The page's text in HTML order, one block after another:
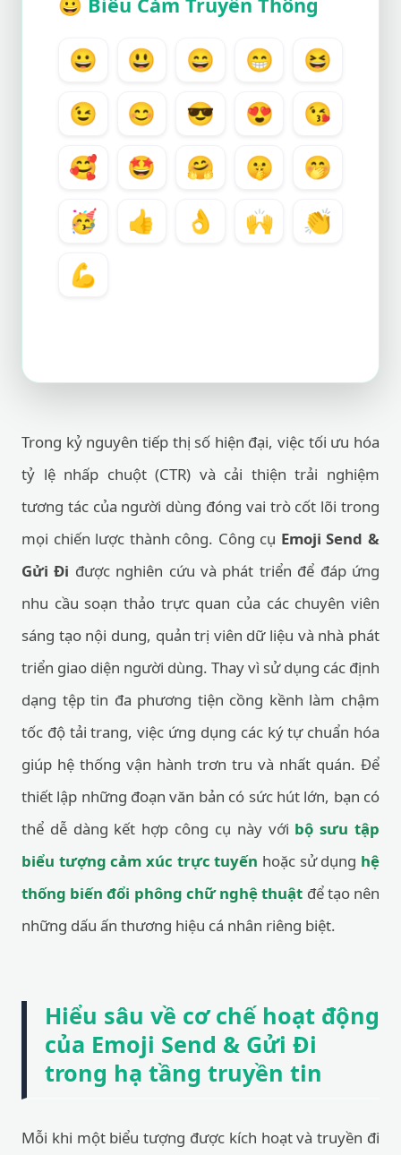
😀 😃 😄 😁
😆
😉
😊 😎 😍
😘
🥰
🤩 🤗 🤫
🤭
🥳
👍 👌 🙌
👏
💪
Trong kỷ nguyên tiếp thị số hiện đại, việc tối ưu hóa
tỷ lệ nhấp chuột (CTR) và cải thiện trải nghiệm
tương tác của người dùng đóng vai trò cốt lõi trong
mọi chiến lược thành công. Công cụ Emoji Send &
Gửi Đi được nghiên cứu và phát triển để đáp ứng
nhu cầu soạn thảo trực quan của các chuyên viên
sáng tạo nội dung, quản trị viên dữ liệu và nhà phát
triển giao diện người dùng. Thay vì sử dụng các định
dạng tệp tin đa phương tiện cồng kềnh làm chậm
tốc độ tải trang, việc ứng dụng các ký tự chuẩn hóa
giúp hệ thống vận hành trơn tru và nhất quán. Để
thiết lập những đoạn văn bản có sức hút lớn, bạn có
thể dễ dàng kết hợp công cụ này với bộ sưu tập
biểu tượng cảm xúc trực tuyến hoặc sử dụng hệ
thống biến đổi phông chữ nghệ thuật để tạo nên
những dấu ấn thương hiệu cá nhân riêng biệt.
Hiểu sâu về cơ chế hoạt động
của Emoji Send & Gửi Đi
trong hạ tầng truyền tin
Mỗi khi một biểu tượng được kích hoạt và truyền đi